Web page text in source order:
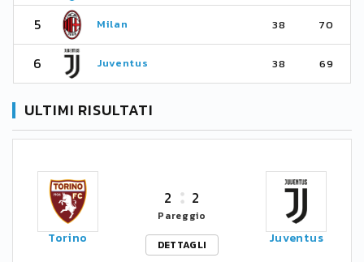
5 Milan 38 70
6 Juventus 38 69
ULTIMI RISULTATI
Torino
2 2
Pareggio
DETTAGLI
Juventus